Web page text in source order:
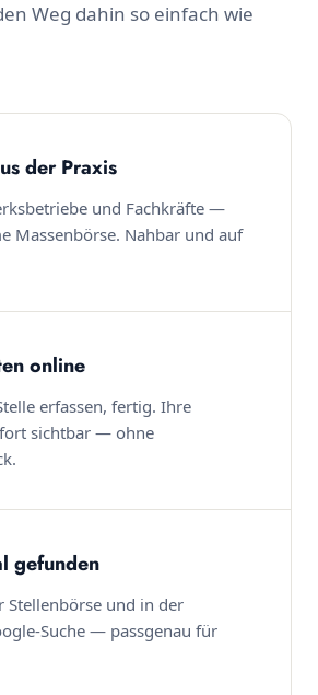
Weg dahin so einfach wie
der Praxis
und Fachkräfte —
Massenbörse. Nahbar und auf
online
erfassen, fertig. Ihre
sichtbar — ohne
gefunden
Stellenbörse und in der
Suche — passgenau für